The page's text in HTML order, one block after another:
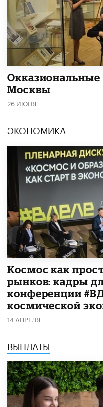
Москвы
26 ИЮНЯ
ЭКОНОМИКА
Космос как
рынков: кадры
конференции
космической
14 АПРЕЛЯ
ВЫПЛАТЫ